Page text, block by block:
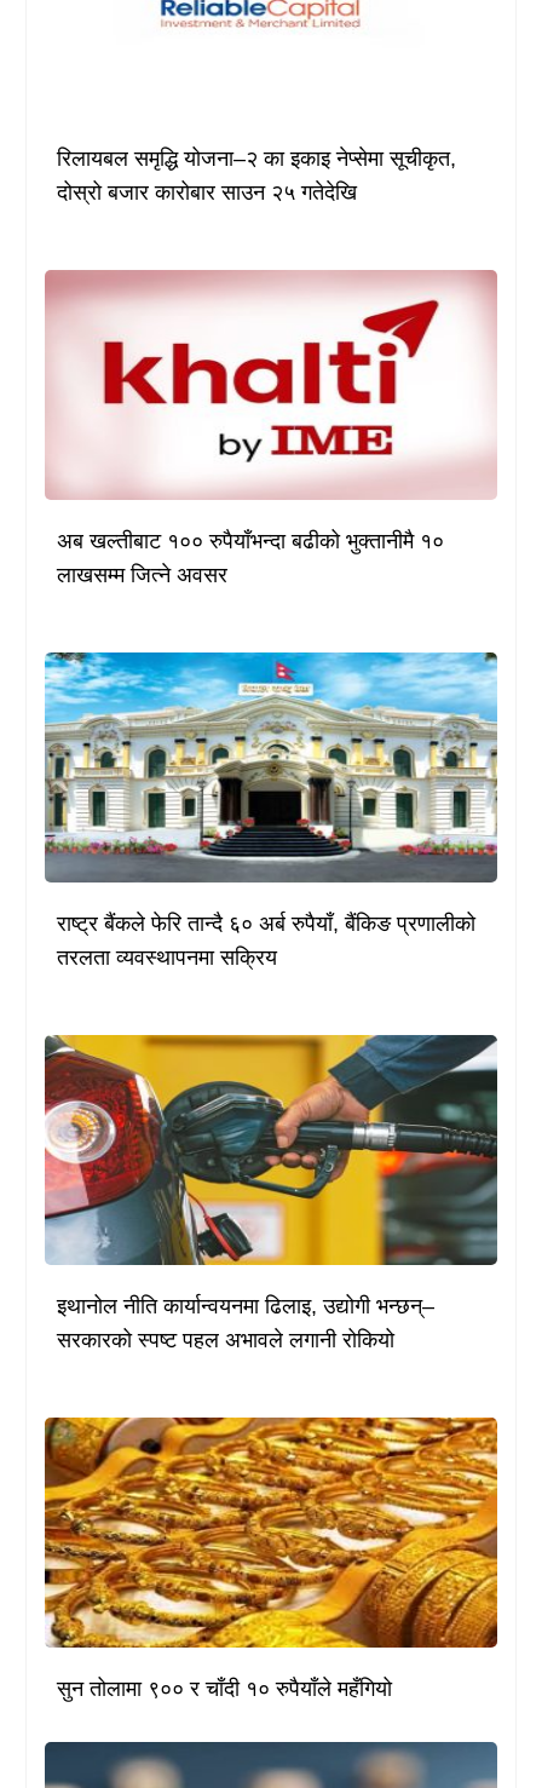
रिलायबल समृद्धि योजना–२ का इकाइ नेप्सेमा सूचीकृत,
दोस्रो बजार कारोबार साउन २५ गतेदेखि
अब खल्तीबाट १०० रुपैयाँभन्दा बढीको भुक्तानीमै १०
लाखसम्म जित्ने अवसर
राष्ट्र बैंकले फेरि तान्दै ६० अर्ब रुपैयाँ, बैंकिङ प्रणालीको
तरलता व्यवस्थापनमा सक्रिय
इथानोल नीति कार्यान्वयनमा ढिलाइ, उद्योगी भन्छन्–
सरकारको स्पष्ट पहल अभावले लगानी रोकियो
सुन तोलामा ९०० र चाँदी १० रुपैयाँले महँगियो